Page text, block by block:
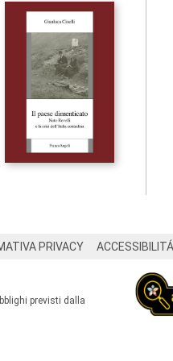
PRIVACY ACCESSIBILITÁ
previsti dalla